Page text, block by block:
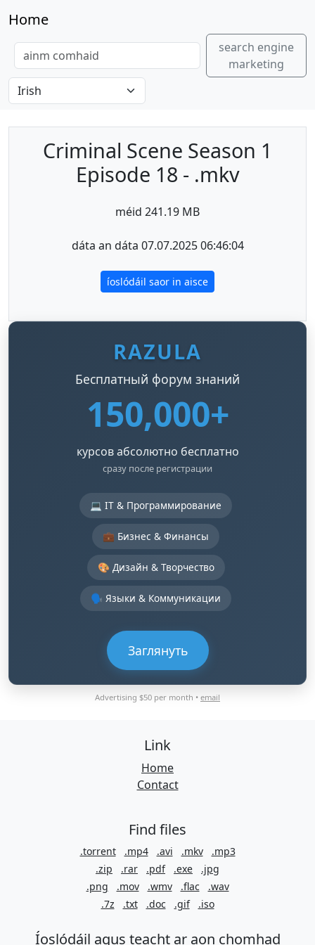
Home
search engine
marketing
Criminal Scene Season 1
Episode 18 - .mkv
méid 241.19 MB
dáta an dáta 07.07.2025 06:46:04
íoslódáil saor in aisce
RAZULA
Бесплатный форум знаний
150,000+
курсов абсолютно бесплатно
сразу после регистрации
💻 IT & Программирование
💼 Бизнес & Финансы
🎨 Дизайн & Творчество
🗣️ Языки & Коммуникации
Заглянуть
Advertising $50 per month • email
Link
Home
Contact
Find files
.torrent .mp4 .avi .mkv
.mp3
.zip
.rar .pdf .exe
.jpg
.png
.mov .wmv .flac
.wav
.7z
.txt .doc .gif .iso
Íoslódáil agus teacht ar aon chomhad